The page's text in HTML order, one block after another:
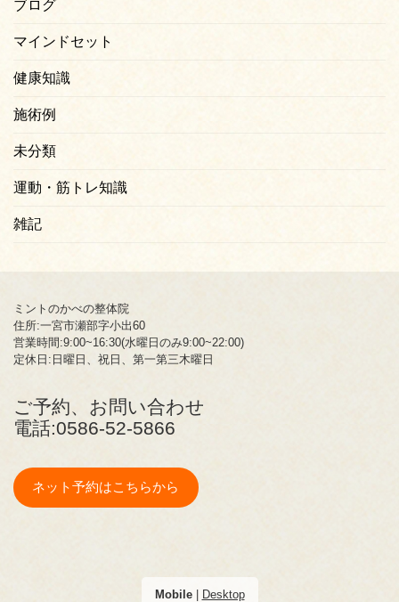
ブログ
マインドセット
健康知識
施術例
未分類
運動・筋トレ知識
雑記
ミントのかべの整体院
住所:一宮市瀬部字小出60
営業時間:9:00~16:30(水曜日のみ9:00~22:00)
定休日:日曜日、祝日、第一第三木曜日
ご予約、お問い合わせ
電話:0586-52-5866
ネット予約はこちらから
Mobile| Desktop